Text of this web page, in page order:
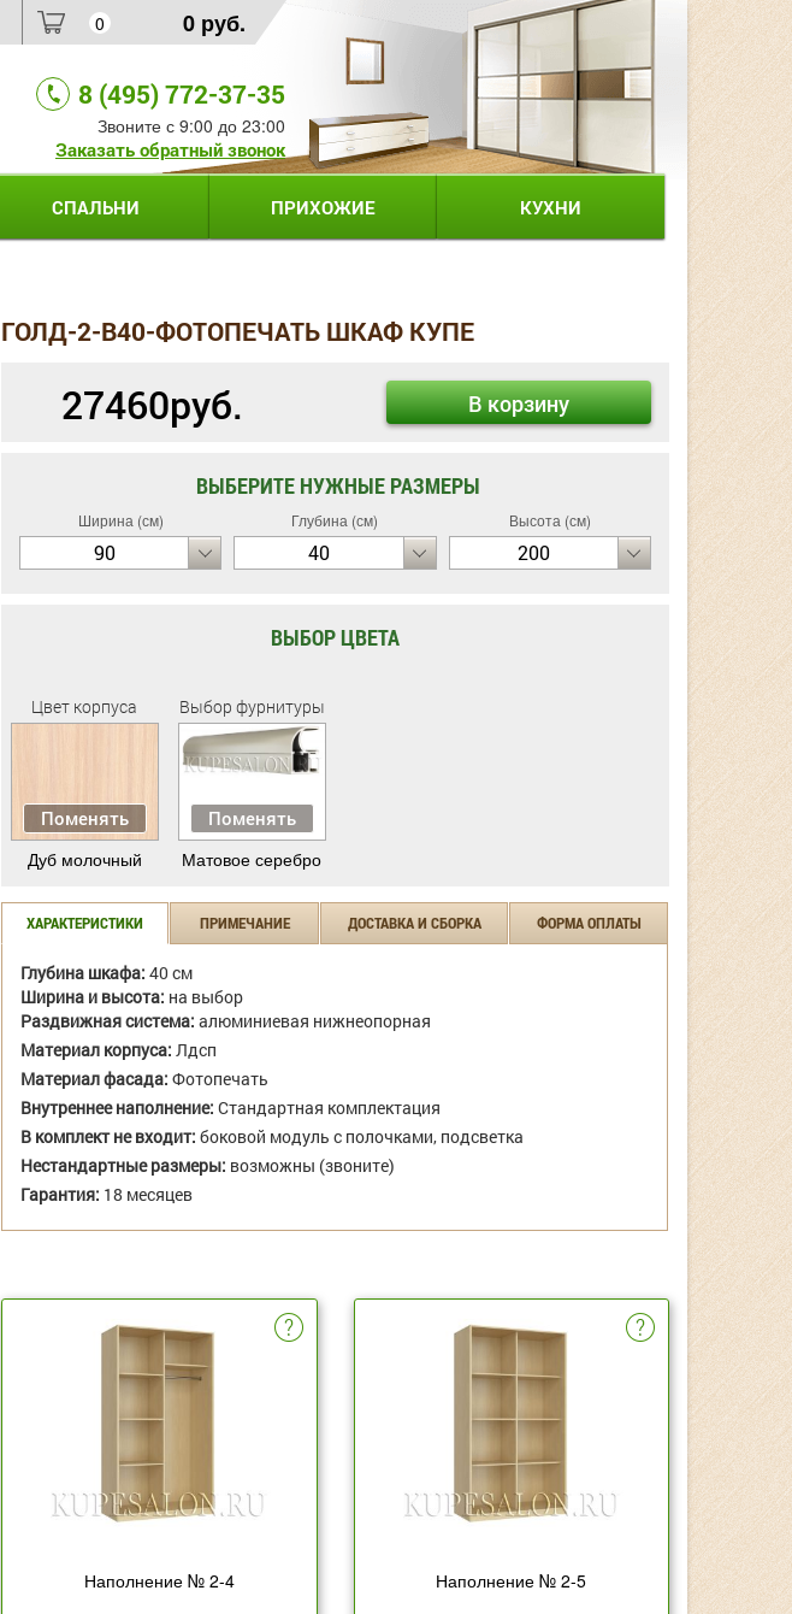
0 0 руб.
8 (495) 772-37-35
Звоните с 9:00 до 23:00
Заказать обратный звонок
СПАЛЬНИ ПРИХОЖИЕ КУХНИ
ГОЛД-2-B40-ФОТОПЕЧАТЬ ШКАФ КУПЕ
27460руб. В корзину
ВЫБЕРИТЕ НУЖНЫЕ РАЗМЕРЫ
Ширина (см)
90
Глубина (см)
40
Высота (см)
200
ВЫБОР ЦВЕТА
Цвет корпуса
Поменять
Дуб молочный
Выбор фурнитуры
Поменять
Матовое серебро
ХАРАКТЕРИСТИКИ ПРИМЕЧАНИЕ ДОСТАВКА И СБОРКА ФОРМА ОПЛАТЫ
Глубина шкафа: 40 см
Ширина и высота: на выбор
Раздвижная система: алюминиевая нижнеопорная
Материал корпуса: Лдсп
Материал фасада: Фотопечать
Внутреннее наполнение: Стандартная комплектация
В комплект не входит: боковой модуль с полочками, подсветка
Нестандартные размеры: возможны (звоните)
Гарантия: 18 месяцев
Наполнение № 2-4 Наполнение № 2-5